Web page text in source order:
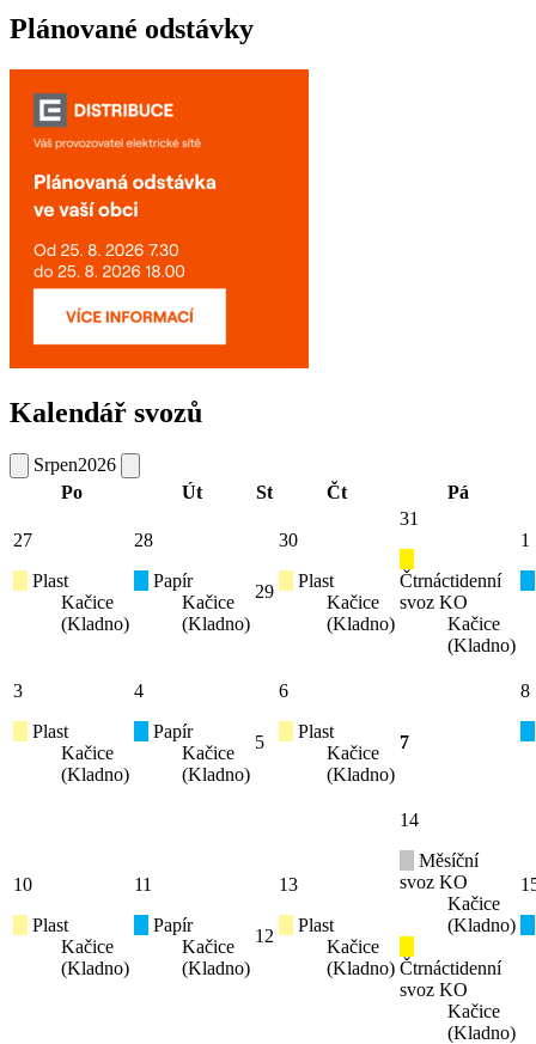
Plánované odstávky
Kalendář svozů
Srpen2026
Po
Út St Čt Pá
27
Plast
Kačice
(Kladno)
28
Papír
Kačice
(Kladno)
29
30
Plast
Kačice
(Kladno)
31
Čtrnáctidenní
svoz KO
Kačice
(Kladno)
1
3
Plast
Kačice
(Kladno)
4
Papír
Kačice
(Kladno)
5
6
Plast
Kačice
(Kladno)
7
8
10
Plast
Kačice
(Kladno)
11
Papír
Kačice
(Kladno)
12
13
Plast
Kačice
(Kladno)
14
Měsíční
svoz KO
Kačice
(Kladno)
Čtrnáctidenní
svoz KO
Kačice
(Kladno)